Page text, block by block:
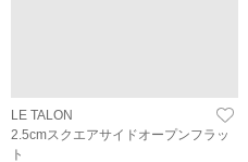
LE TALON
2.5cmスクエアサイドオープンフラッ
ト